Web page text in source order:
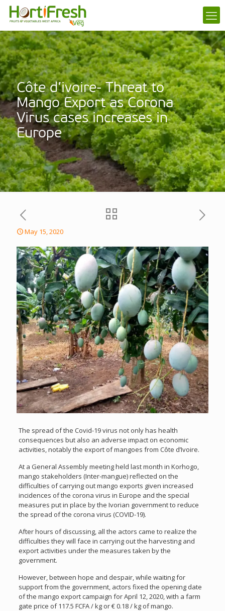
Côte d’ivoire- Threat to
Mango Export as Corona
Virus cases increases in
Europe
May 15, 2020
The spread of the Covid-19 virus not only has health
consequences but also an adverse impact on economic
activities, notably the export of mangoes from Côte d’Ivoire.
At a General Assembly meeting held last month in Korhogo,
mango stakeholders (Inter-mangue) reflected on the
difficulties of carrying out mango exports given increased
incidences of the corona virus in Europe and the special
measures put in place by the Ivorian government to reduce
the spread of the corona virus (COVID-19).
After hours of discussing, all the actors came to realize the
difficulties they will face in carrying out the harvesting and
export activities under the measures taken by the
government.
However, between hope and despair, while waiting for
support from the government, actors fixed the opening date
of the mango export campaign for April 12, 2020, with a farm
gate price of 117.5 FCFA / kg or € 0.18 / kg of mango.